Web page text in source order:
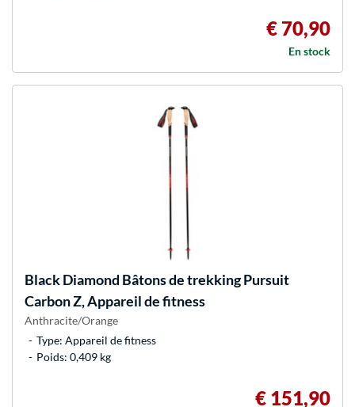
€ 70,90
En stock
Black Diamond Bâtons de trekking Pursuit
Carbon Z, Appareil de fitness
Anthracite/Orange
Type: Appareil de fitness
Poids: 0,409 kg
€ 151,90